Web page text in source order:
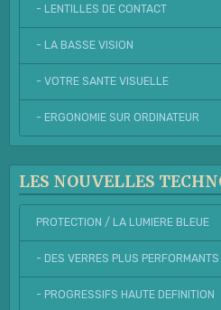
- LENTILLES DE CONTACT
- LA BASSE VISION
- VOTRE SANTE VISUELLE
- ERGONOMIE SUR ORDINATEUR
LES NOUVELLES
PROTECTION / LA LUMIERE BLEUE
- DES VERRES PLUS PERFORMANTS
- PROGRESSIFS HAUTE DEFINITION